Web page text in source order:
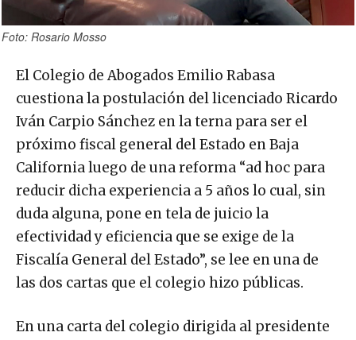
Foto: Rosario Mosso
El Colegio de Abogados Emilio Rabasa
cuestiona la postulación del licenciado Ricardo
Iván Carpio Sánchez en la terna para ser el
próximo fiscal general del Estado en Baja
California luego de una reforma “ad hoc para
reducir dicha experiencia a 5 años lo cual, sin
duda alguna, pone en tela de juicio la
efectividad y eficiencia que se exige de la
Fiscalía General del Estado”, se lee en una de
las dos cartas que el colegio hizo públicas.
En una carta del colegio dirigida al presidente